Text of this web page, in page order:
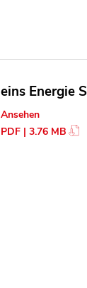
eins Energie
Ansehen
PDF | 3.76 MB